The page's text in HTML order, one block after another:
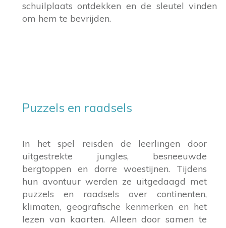
schuilplaats ontdekken en de sleutel vinden
om hem te bevrijden.
Puzzels en raadsels
In het spel reisden de leerlingen door
uitgestrekte jungles, besneeuwde
bergtoppen en dorre woestijnen. Tijdens
hun avontuur werden ze uitgedaagd met
puzzels en raadsels over continenten,
klimaten, geografische kenmerken en het
lezen van kaarten. Alleen door samen te